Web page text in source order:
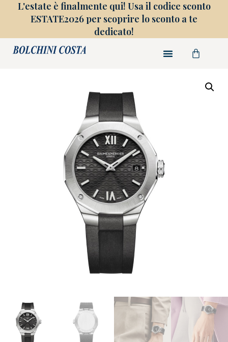
L'estate è finalmente qui! Usa il codice sconto
ESTATE2026 per scoprire lo sconto a te
dedicato!